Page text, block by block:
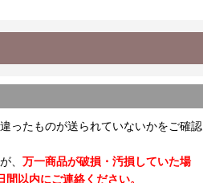
ったものが送られていないかをご確認
、 万一商品が破損・汚損していた場
以内にご連絡ください。